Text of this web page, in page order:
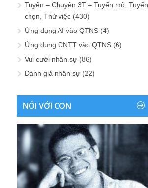
Tuyển – Chuyện 3T – Tuyển mộ, Tuyển
chọn, Thử việc (430)
Ứng dụng AI vào QTNS (4)
Ứng dụng CNTT vào QTNS (6)
Vui cười nhân sự (86)
Đánh giá nhân sự (22)
NÓI VỚI CON